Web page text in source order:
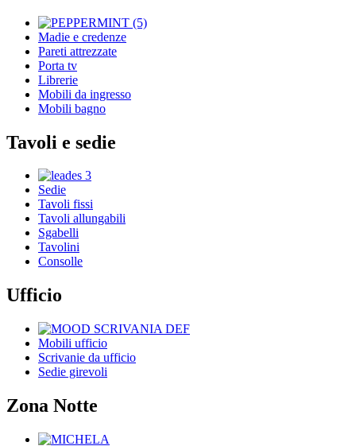
Madie e credenze
Pareti attrezzate
Porta tv
Librerie
Mobili da ingresso
Mobili bagno
Tavoli e sedie
Sedie
Tavoli fissi
Tavoli allungabili
Sgabelli
Tavolini
Consolle
Ufficio
Mobili ufficio
Scrivanie da ufficio
Sedie girevoli
Zona Notte